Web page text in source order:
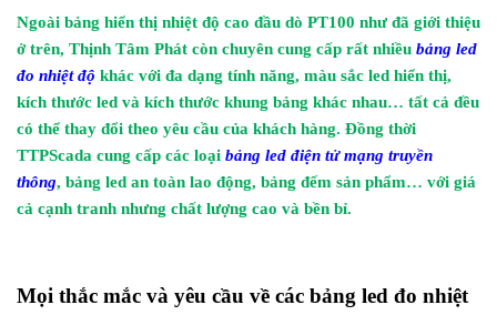
Ngoài bảng hiển thị nhiệt độ cao đầu dò PT100 như đã giới thiệu
ở trên, Thịnh Tâm Phát còn chuyên cung cấp rất nhiều bảng led
đo nhiệt độ khác với đa dạng tính năng, màu sắc led hiển thị,
kích thước led và kích thước khung bảng khác nhau… tất cả đều
có thể thay đổi theo yêu cầu của khách hàng. Đồng thời
TTPScada cung cấp các loại bảng led điện tử mạng truyền
thông, bảng led an toàn lao động, bảng đếm sản phẩm… với giá
cả cạnh tranh nhưng chất lượng cao và bền bỉ.
Mọi thắc mắc và yêu cầu về các bảng led đo nhiệt